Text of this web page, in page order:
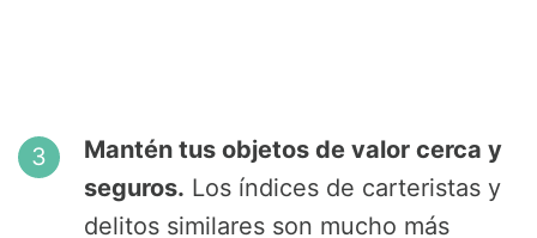
Mantén tus objetos de valor cerca y
seguros. Los índices de carteristas y
delitos similares son mucho más